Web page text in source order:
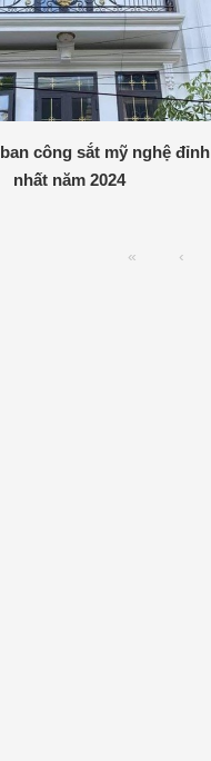
công sắt mỹ nghệ đỉnh
nhất năm 2024
« ‹